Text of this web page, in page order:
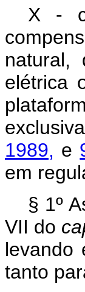
X -
natural,
elétrica
1989, e
em
§ 1º
VII do
levando
tanto